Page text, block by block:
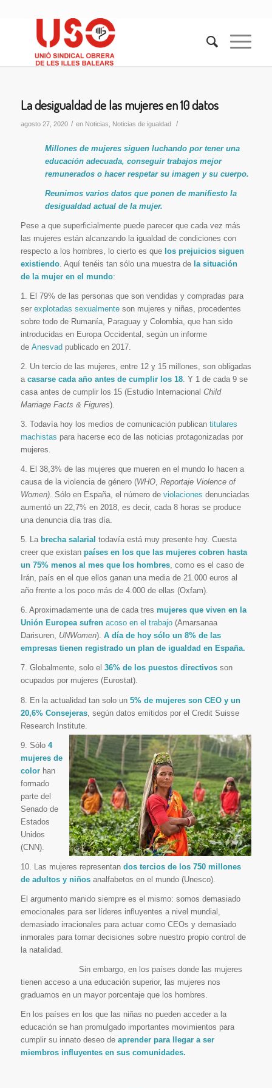
La desigualdad de las mujeres en 10 datos
agosto 27, 2020 / en Noticias Noticias de igualdad /
Millones de mujeres siguen luchando por tener una
educación adecuada, conseguir trabajos mejor
remunerados o hacer respetar su imagen y su cuerpo.
Reunimos varios datos que ponen de manifiesto la
desigualdad actual de la mujer.
Pese a que superficialmente puede parecer que cada vez más
las mujeres están alcanzando la igualdad de condiciones con
respecto a los hombres, lo cierto es que los prejuicios siguen
existiendo. Aquí tenéis tan sólo una muestra de la situación
de la mujer en el mundo:
1. El 79% de las personas que son vendidas y compradas para
ser explotadas sexualmenteson mujeres y niñas, procedentes
sobre todo de Rumanía, Paraguay y Colombia, que han sido
introducidas en Europa Occidental, según un informe
de Anesvad publicado en 2017.
2. Un tercio de las mujeres, entre 12 y 15 millones, son obligadas
a casarse cada año antes de cumplir los 18. Y 1 de cada 9 se
casa antes de cumplir los 15 (Estudio Internacional Child
Marriage Facts & Figures).
3. Todavía hoy los medios de comunicación publican titulares
machistas para hacerse eco de las noticias protagonizadas por
mujeres.
4. El 38,3% de las mujeres que mueren en el mundo lo hacen a
causa de la violencia de género (WHO, Reportaje Violence of
Women). Sólo en España, el número de violaciones denunciadas
aumentó un 22,7% en 2018, es decir, cada 8 horas se produce
una denuncia día tras día.
5. La brecha salarial todavía está muy presente hoy. Cuesta
creer que existan países en los que las mujeres cobren hasta
un 75% menos al mes que los hombres, como es el caso de
Irán, país en el que ellos ganan una media de 21.000 euros al
año frente a los poco más de 4.000 de ellas (Oxfam).
6. Aproximadamente una de cada tres mujeres que viven en la
Unión Europea sufren acoso en el trabajo(Amarsanaa
Darisuren, UNWomen). A día de hoy sólo un 8% de las
empresas tienen registrado un plan de igualdad en España.
7. Globalmente, solo el 36% de los puestos directivos son
ocupados por mujeres (Eurostat).
8. En la actualidad tan solo un 5% de mujeres son CEO y un
20,6% Consejeras, según datos emitidos por el Credit Suisse
Research Institute.
9. Sólo4
mujeres de
colorhan
formado
parte del
Senado de
Estados
Unidos
(CNN).
10. Las mujeres representandos tercios de los 750 millones
de adultos y niñosanalfabetos en el mundo (Unesco).
El argumento manido siempre es el mismo: somos demasiado
emocionales para ser líderes influyentes a nivel mundial,
demasiado irracionales para actuar como CEOs y demasiado
inmorales para tomar decisiones sobre nuestro propio control de
la natalidad.
Sin embargo, en los países donde las mujeres
tienen acceso a una educación superior, las mujeres nos
graduamos en un mayor porcentaje que los hombres.
En los países en los que las niñas no pueden acceder a la
educación se han promulgado importantes movimientos para
cumplir su innato deseo de aprender para llegar a ser
miembros influyentes en sus comunidades.